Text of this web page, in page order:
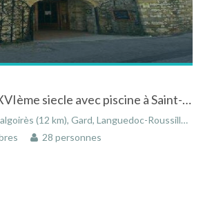
Mas esquielle du XVIème siecle avec piscine à Saint-Geniès-de-Malgoirès
km), Gard, Languedoc-Roussillon, Occitanie, France
28 personnes